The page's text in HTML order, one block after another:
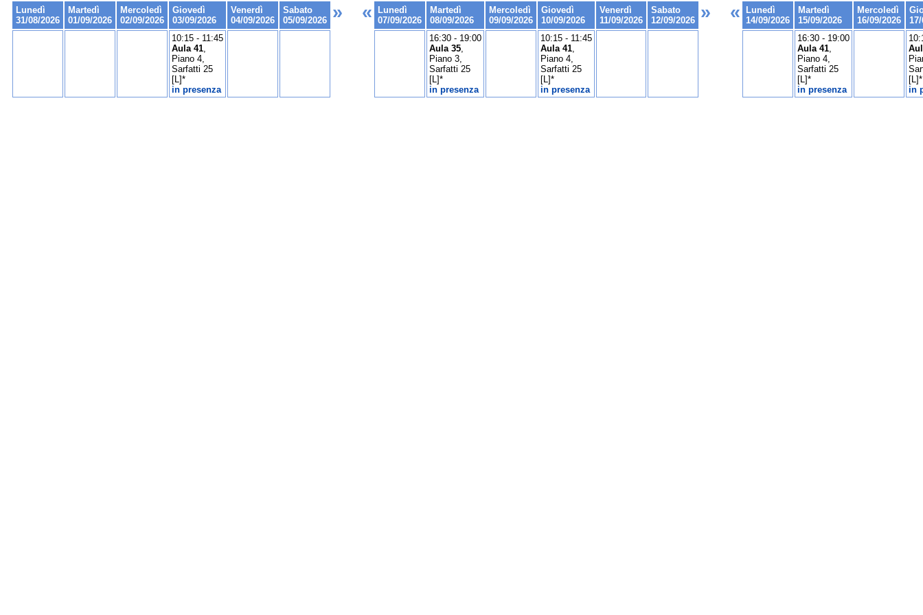
Lunedì
31/08/2026
Martedì
01/09/2026
Mercoledì
02/09/2026
Giovedì
03/09/2026
Venerdì
04/09/2026
Sabato
05/09/2026 » «
Lunedì
07/09/2026
Martedì
08/09/2026
Mercoledì
09/09/2026
Giovedì
10/09/2026
Venerdì
11/09/2026
Sabato
12/09/2026 » «
Lunedì
14/09/2026
Martedì
15/09/2026
Mercoledì
16/09/2026
10:15 - 11:45
Aula 41,
Piano 4,
Sarfatti 25
[L]*
in presenza
16:30 - 19:00
Aula 35,
Piano 3,
Sarfatti 25
[L]*
in presenza
10:15 - 11:45
Aula 41,
Piano 4,
Sarfatti 25
[L]*
in presenza
16:30 - 19:00
Aula 41,
Piano 4,
Sarfatti 25
[L]*
in presenza
[L]*
in